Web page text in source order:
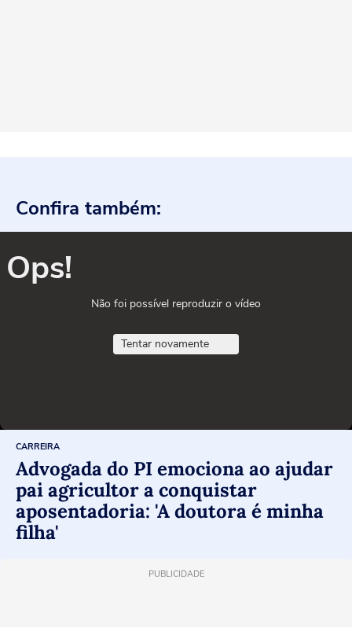
Confira também:
Ops!
Não foi possível reproduzir o vídeo
Tentar novamente
CARREIRA
Advogada do PI emociona ao ajudar
pai agricultor a conquistar
aposentadoria: 'A doutora é minha
filha'
PUBLICIDADE